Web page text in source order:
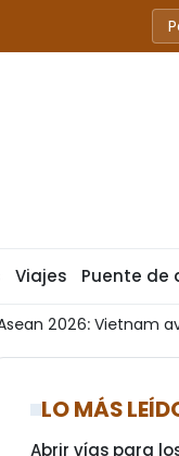
Viajes Puente de
2026: Vietnam
LO MÁS
Abrir vías para